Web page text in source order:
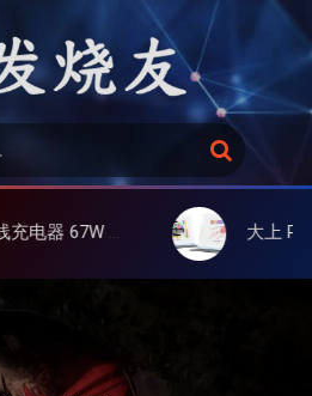
搜
索
大上 Paperlike 13K 彩屏版显示